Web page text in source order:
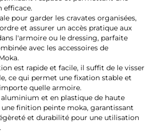
efficace.
pour garder les cravates organisées,
et assurer un accès pratique aux
l'armoire ou le dressing, parfaite
avec les accessoires de
est rapide et facile, il suffit de le visser
ce qui permet une fixation stable et
quelle armoire.
aluminium et en plastique de haute
finition peinte moka, garantissant
et durabilité pour une utilisation